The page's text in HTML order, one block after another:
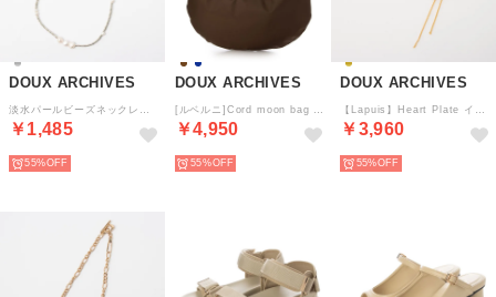
DOUX ARCHIVES
￥1,485
55%
DOUX ARCHIVES
￥4,950
55%
DOUX ARCHIVES
￥3,960
55%